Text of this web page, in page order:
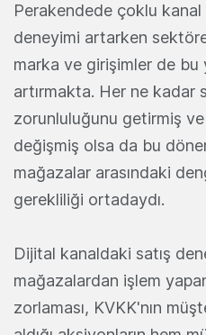
Perakendede çoklu
deneyimi artarken
marka ve girişimler de bu
artırmakta. Her ne kadar
zorunluluğunu getirmiş ve
değişmiş olsa da bu
mağazalar arasındaki
gerekliliği ortadaydı.
Dijital kanaldaki satış
mağazalardan işlem
zorlaması, KVKK'nın